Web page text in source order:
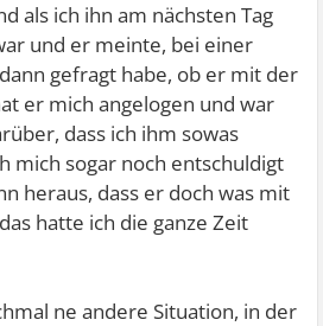
als ich ihn am nächsten Tag
und er meinte, bei einer
gefragt habe, ob er mit der
er mich angelogen und war
dass ich ihm sowas
mich sogar noch entschuldigt
heraus, dass er doch was mit
hatte ich die ganze Zeit
ne andere Situation, in der